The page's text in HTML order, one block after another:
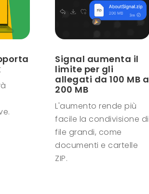
Signal aumenta il
limite per gli
allegati da 100 MB a
200 MB
L'aumento rende più
facile la condivisione di
file grandi, come
documenti e cartelle
ZIP.